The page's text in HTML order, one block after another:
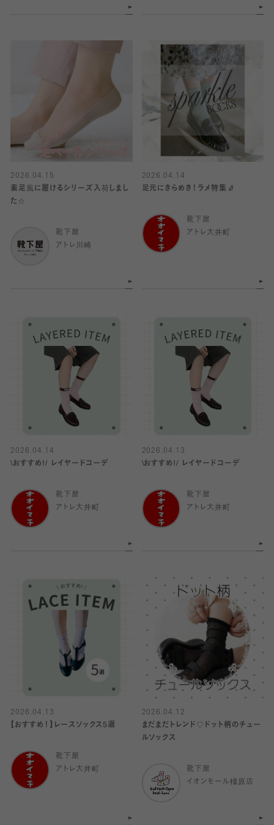
2026.04.15
素足風に履けるシリーズ入荷しまし
た☆
靴下屋
アトレ川崎
2026.04.14
足元にきらめき！ラメ特集🧦
靴下屋
アトレ大井町
2026.04.14
\おすすめ!/ レイヤードコーデ
靴下屋
アトレ大井町
2026.04.13
\おすすめ!/ レイヤードコーデ
靴下屋
アトレ大井町
2026.04.13
【おすすめ！】レースソックス5選
靴下屋
アトレ大井町
2026.04.12
まだまだトレンド♡ドット柄のチュー
ルソックス
靴下屋
イオンモール橿原店